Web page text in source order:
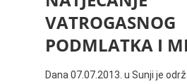
VATROGASNOG
PODMLATKA I
Dana 07.07.2013. u Sunji je